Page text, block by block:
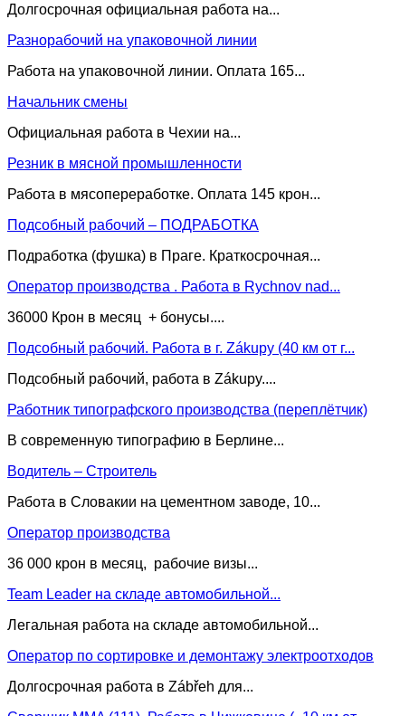
Долгосрочная официальная работа на...
Разнорабочий на упаковочной линии
Работа на упаковочной линии. Оплата 165...
Начальник смены
Официальная работа в Чехии на...
Резник в мясной промышленности
Работа в мясопереработке. Оплата 145 крон...
Подсобный рабочий – ПОДРАБОТКА
Подработка (фушка) в Праге. Краткосрочная...
Оператор производства . Работа в Rychnov nad...
36000 Крон в месяц + бонусы....
Подсобный рабочий. Работа в г. Zákupy (40 км от г...
Подсобный рабочий, работа в Zákupy....
Работник типографского производства (переплётчик)
В современную типографию в Берлине...
Водитель – Строитель
Работа в Словакии на цементном заводе, 10...
Оператор производства
36 000 крон в месяц, рабочие визы...
Team Leader на складе автомобильной...
Легальная работа на складе автомобильной...
Оператор по сортировке и демонтажу электроотходов
Долгосрочная работа в Zábřeh для...